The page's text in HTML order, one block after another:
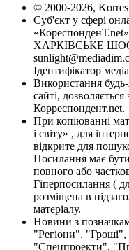
© 2000-2026,
Суб'єкт у сфері
ХАРКІВСЬКЕ
Ідентифікатор
Використання
сайті,
Корреспондент.net.
При копіюванні
і світу» , для
відкрите для
Посилання має
повного або
Гіперпосилання (
розміщена в
матеріалу.
Новини з
"Регіони",
"Спецпроекти",